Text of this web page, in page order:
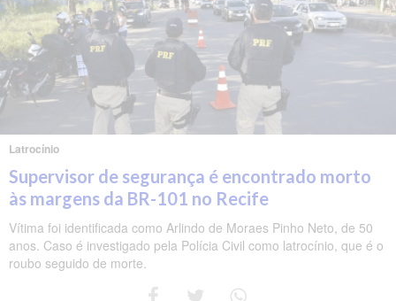
Latrocínio
Supervisor de segurança é encontrado morto
às margens da BR-101 no Recife
Vítima foi identificada como Arlindo de Moraes Pinho Neto, de 50
anos. Caso é investigado pela Polícia Civil como latrocínio, que é o
roubo seguido de morte.